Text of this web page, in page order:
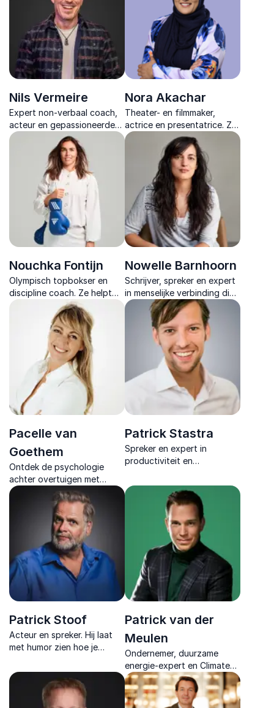
geven en leiden tot echte
executie.
Nils Vermeire
Expert non-verbaal coach,
acteur en gepassioneerde
trainer voor jongeren en
gezinnen met een focus op
gamen en de
daaropvolgende kansen op
de arbeidsmarkt.
Nora Akachar
Theater- en filmmaker,
actrice en presentatrice. Ze
is dé stem van inclusie en
diversiteit, die met theater,
film en storytelling elke
doelgroep weet te raken.
Nouchka Fontijn
Olympisch topbokser en
discipline coach. Ze helpt
organisaties sterker te
presteren onder druk, met
inzichten uit de wereld van
de topsport.
Nowelle Barnhoorn
Schrijver, spreker en expert
in menselijke verbinding die
laat zien hoe veiligheid,
samenwerking en
vertrouwen de basis vormen
voor duurzame organisaties.
Pacelle van
Goethem
Ontdek de psychologie
achter overtuigen met
logica en charisma, direct
toepasbaar en bewezen
Patrick Stastra
Spreker en expert in
productiviteit en
professionals slimmer te
werken met concrete tools
voor meer rust en
productiviteit.
Patrick Stoof
Acteur en spreker. Hij laat
met humor zien hoe je
teams verbindt en
creativiteit bevordert, zelfs
in lastige situaties.
Patrick van der
Meulen
Ondernemer, duurzame
energie-expert en Climate
Reality Leader. Innovatieve
pionier in de energietransitie
en medeoprichter van